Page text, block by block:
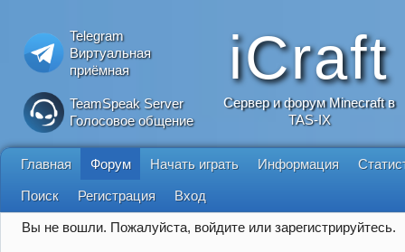
Telegram
Виртуальная
приёмная
TeamSpeak Server
Голосовое общение
iCraft
Сервер и форум Minecraft в
TAS-IX
Главная Форум Начать играть Информация
Поиск Регистрация Вход
Вы не вошли. Пожалуйста, войдите или зарегистрируйтесь.